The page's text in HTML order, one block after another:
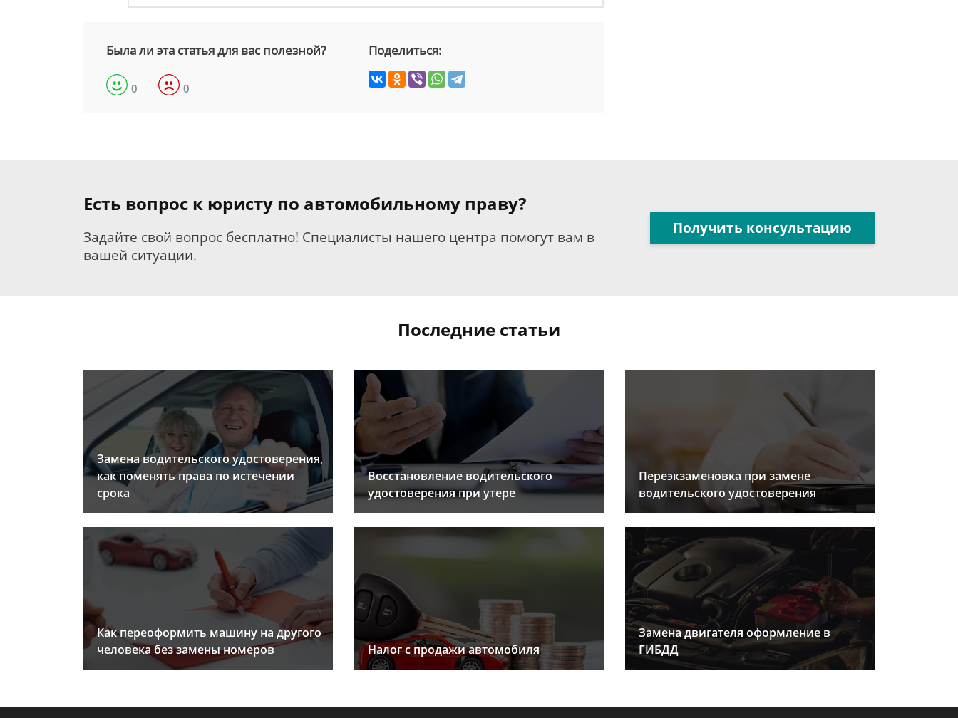
Была ли эта статья для вас полезной?
0 0
Поделиться:
Есть вопрос к юристу по автомобильному праву?
Задайте свой вопрос бесплатно! Специалисты нашего центра помогут вам в
вашей ситуации.
Получить консультацию
Последние статьи
Замена водительского удостоверения,
как поменять права по истечении
срока
Восстановление водительского
удостоверения при утере
Переэкзаменовка при замене
водительского удостоверения
Как переоформить машину на другого
человека без замены номеров
Налог с продажи автомобиля
Замена двигателя оформление в
ГИБДД